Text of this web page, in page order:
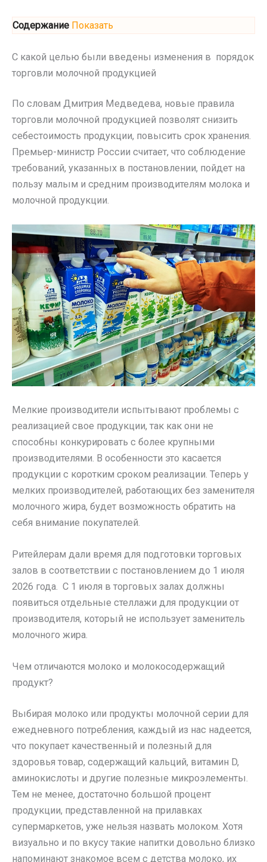
Содержание Показать
С какой целью были введены изменения в порядок
торговли молочной продукцией
По словам Дмитрия Медведева, новые правила
торговли молочной продукцией позволят снизить
себестоимость продукции, повысить срок хранения.
Премьер-министр России считает, что соблюдение
требований, указанных в постановлении, пойдет на
пользу малым и средним производителям молока и
молочной продукции.
Мелкие производители испытывают проблемы с
реализацией свое продукции, так как они не
способны конкурировать с более крупными
производителями. В особенности это касается
продукции с коротким сроком реализации. Теперь у
мелких производителей, работающих без заменителя
молочного жира, будет возможность обратить на
себя внимание покупателей.
Ритейлерам дали время для подготовки торговых
залов в соответствии с постановлением до 1 июля
2026 года. С 1 июля в торговых залах должны
появиться отдельные стеллажи для продукции от
производителя, который не использует заменитель
молочного жира.
Чем отличаются молоко и молокосодержащий
продукт?
Выбирая молоко или продукты молочной серии для
ежедневного потребления, каждый из нас надеется,
что покупает качественный и полезный для
здоровья товар, содержащий кальций, витамин D,
аминокислоты и другие полезные микроэлементы.
Тем не менее, достаточно большой процент
продукции, представленной на прилавках
супермаркетов, уже нельзя назвать молоком. Хотя
визуально и по вкусу такие напитки довольно близко
напоминают знакомое всем с детства молоко, их